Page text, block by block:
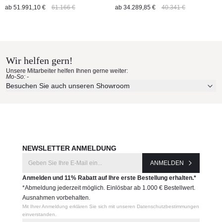
ab 51.991,10 € 61.166 €
ab 34.289,85 € 40.341 €
Wir helfen gern!
Unsere Mitarbeiter helfen Ihnen gerne weiter:
Mo-So: -
Besuchen Sie auch unseren Showroom
NEWSLETTER ANMELDUNG
ANMELDEN
Anmelden und 11% Rabatt auf Ihre erste Bestellung erhalten.*
*Abmeldung jederzeit möglich. Einlösbar ab 1.000 € Bestellwert.
Ausnahmen vorbehalten.
Mit Ihrer Anmeldung erklären Sie sich mit unseren Datenschutzbestimmungen
einverstanden.